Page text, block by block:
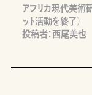
アフリカ現代美術
ット活動を終了）
投稿者：西尾美也